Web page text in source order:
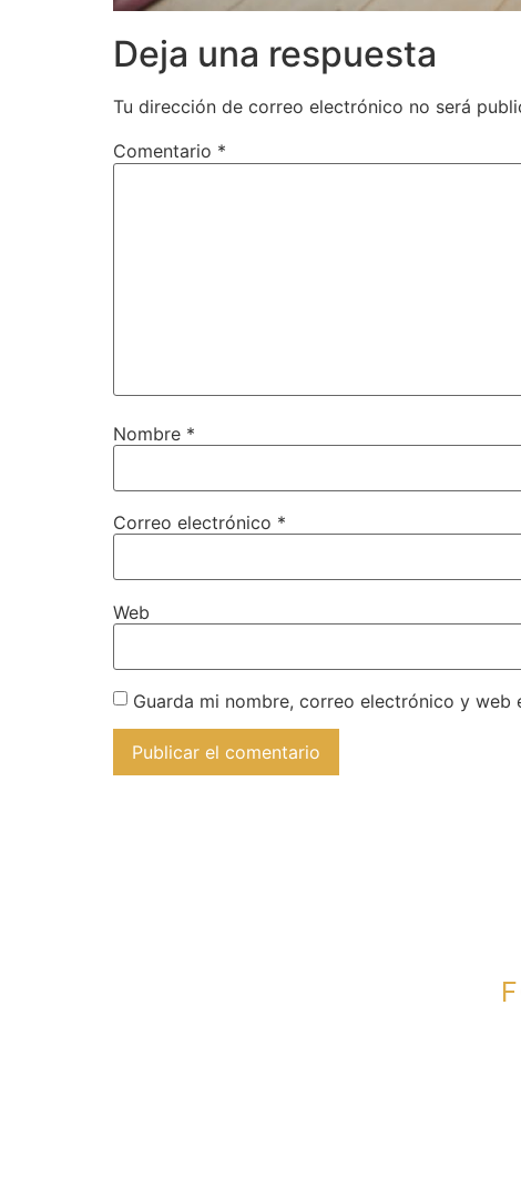
Deja una respuesta
Tu dirección de correo electrónico no será
Comentario *
Nombre *
Correo electrónico *
Web
Guarda mi nombre, correo electrónico y